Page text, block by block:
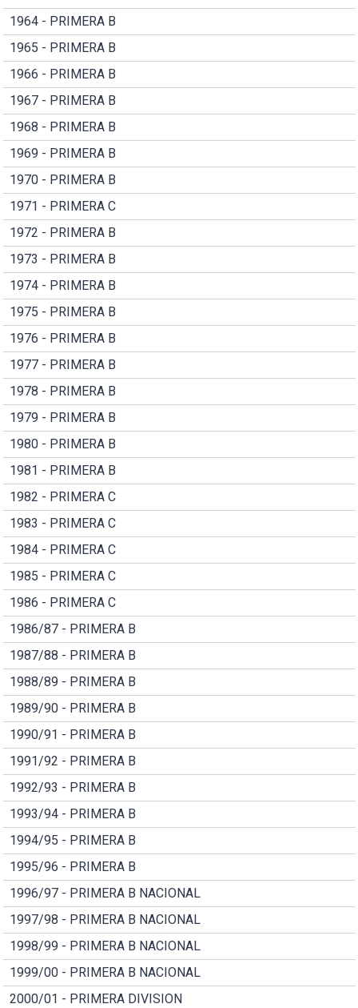
1964 - PRIMERA B
1965 - PRIMERA B
1966 - PRIMERA B
1967 - PRIMERA B
1968 - PRIMERA B
1969 - PRIMERA B
1970 - PRIMERA B
1971 - PRIMERA C
1972 - PRIMERA B
1973 - PRIMERA B
1974 - PRIMERA B
1975 - PRIMERA B
1976 - PRIMERA B
1977 - PRIMERA B
1978 - PRIMERA B
1979 - PRIMERA B
1980 - PRIMERA B
1981 - PRIMERA B
1982 - PRIMERA C
1983 - PRIMERA C
1984 - PRIMERA C
1985 - PRIMERA C
1986 - PRIMERA C
1986/87 - PRIMERA B
1987/88 - PRIMERA B
1988/89 - PRIMERA B
1989/90 - PRIMERA B
1990/91 - PRIMERA B
1991/92 - PRIMERA B
1992/93 - PRIMERA B
1993/94 - PRIMERA B
1994/95 - PRIMERA B
1995/96 - PRIMERA B
1996/97 - PRIMERA B NACIONAL
1997/98 - PRIMERA B NACIONAL
1998/99 - PRIMERA B NACIONAL
1999/00 - PRIMERA B NACIONAL
2000/01 - PRIMERA DIVISION